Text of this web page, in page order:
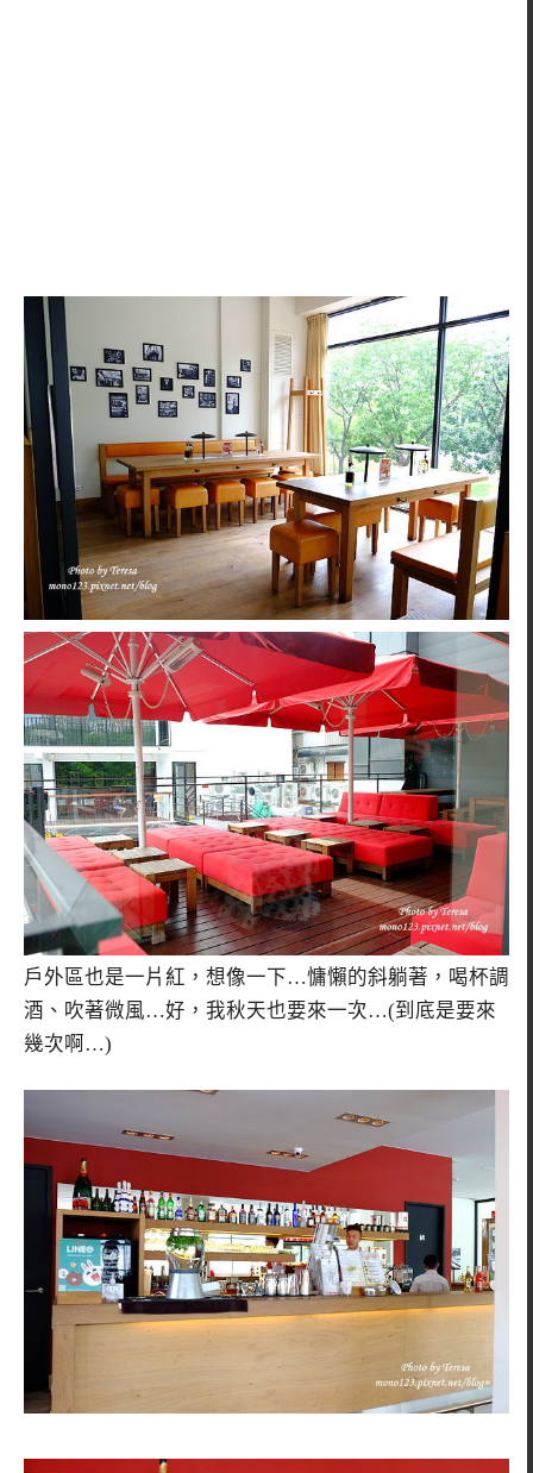
戶外區也是一片紅，想像一下…慵懶的斜躺著，喝杯調
酒、吹著微風…好，我秋天也要來一次…(到底是要來
幾次啊…)